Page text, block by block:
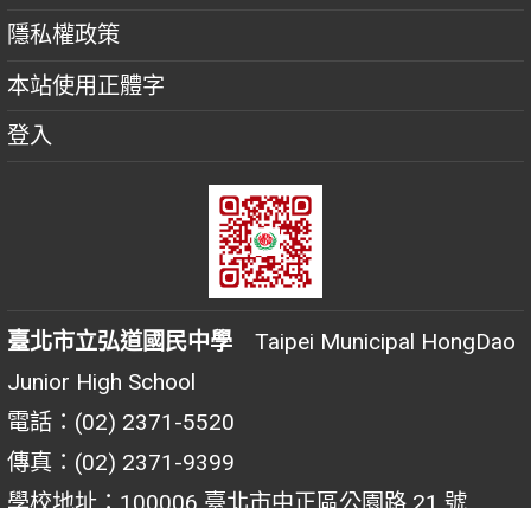
隱私權政策
本站使用正體字
登入
臺北市立弘道國民中學 Taipei Municipal HongDao
Junior High School
電話：(02) 2371-5520
傳真：(02) 2371-9399